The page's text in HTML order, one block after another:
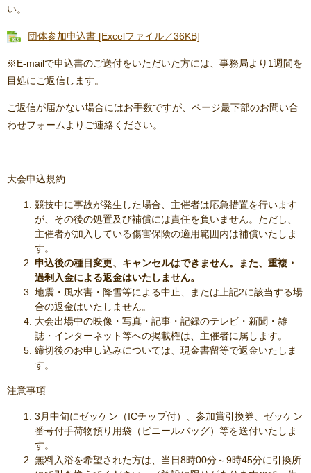
い。
団体参加申込書 [Excelファイル／36KB]
※E-mailで申込書のご送付をいただいた方には、事務局より1週間を
目処にご返信します。
ご返信が届かない場合にはお手数ですが、ページ最下部のお問い合
わせフォームよりご連絡ください。
大会申込規約
競技中に事故が発生した場合、主催者は応急措置を行います
が、その後の処置及び補償には責任を負いません。ただし、
主催者が加入している傷害保険の適用範囲内は補償いたしま
す。
申込後の種目変更、キャンセルはできません。また、重複・
過剰入金による返金はいたしません。
地震・風水害・降雪等による中止、または上記2に該当する場
合の返金はいたしません。
大会出場中の映像・写真・記事・記録のテレビ・新聞・雑
誌・インターネット等への掲載権は、主催者に属します。
締切後のお申し込みについては、現金書留等で返金いたしま
す。
注意事項
3月中旬にゼッケン（ICチップ付）、参加賞引換券、ゼッケン
番号付手荷物預り用袋（ビニールバッグ）等を送付いたしま
す。
無料入浴を希望された方は、当日8時00分～9時45分に引換所